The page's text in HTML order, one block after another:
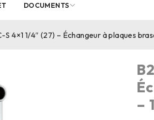
DOCUMENTS
S 4×1 1/4″ (27) – Échangeur à plaques
–